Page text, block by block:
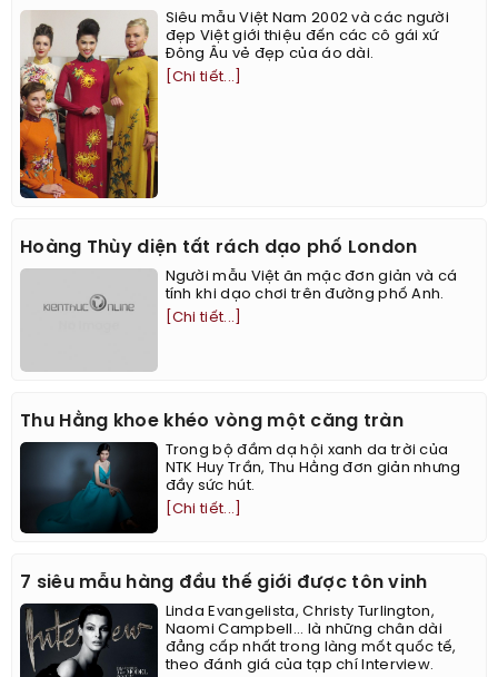
Siêu mẫu Việt Nam 2002 và các người
đẹp Việt giới thiệu đến các cô gái xứ
Đông Âu vẻ đẹp của áo dài.
[Chi tiết...]
Hoàng Thùy diện tất rách dạo phố London
Người mẫu Việt ăn mặc đơn giản và cá
tính khi dạo chơi trên đường phố Anh.
[Chi tiết...]
Thu Hằng khoe khéo vòng một căng tràn
Trong bộ đầm dạ hội xanh da trời của
NTK Huy Trần, Thu Hằng đơn giản nhưng
đầy sức hút.
[Chi tiết...]
7 siêu mẫu hàng đầu thế giới được tôn vinh
Linda Evangelista, Christy Turlington,
Naomi Campbell... là những chân dài
đẳng cấp nhất trong làng mốt quốc tế,
theo đánh giá của tạp chí Interview.